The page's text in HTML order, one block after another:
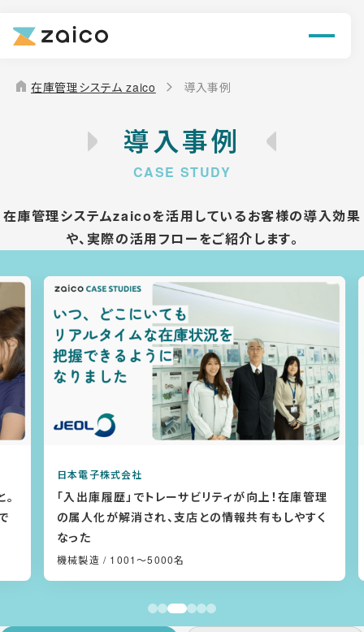
機能
home 在庫管理システム zaico 導入事例
導入事例
在庫管理システムzaicoを活用しているお客様の導入効果
や、 実際の活用フローをご紹介します。
日本電子株式会社
「入出庫履歴」でトレーサビリティが向上！在庫管理
の属人化が解消され、支店との情報共有もしやすく
なった
機械製造/ 1001〜5000名